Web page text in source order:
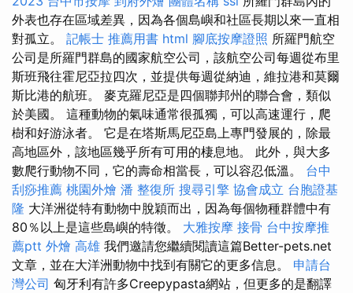
外表也存在區域差異，因為各個島嶼和社區長期以來一直相
對孤立。 記帳士 推薦用書 html 腳底按摩證照 所羅門航空
公司是所羅門群島的國家航空公司，該航空公司每週從布里
斯班飛往霍尼亞拉四次，並提供每週從納迪，維拉港和莫爾
斯比港的航班。 麥克羅尼亞是四個聯邦州的聯合會，類似
於美國。 這種動物的氣味通常很孤獨，可以高速運行，爬
樹和好游泳者。 它是在塔斯馬尼亞島上專門發展的，除最
高地區外，該地區幾乎所有可用的棲息地。 此外，與大多
數爬行動物不同，它的壽命相當長，可以容忍低溫。 台中
刮痧推薦 桃園外燴 潘 整復所 搜尋引擎 協會成立 台胞證基
隆 大洋洲從特有動物中脫穎而出，因為每個物種群體中有
80％以上是這些島嶼的特徵。 大雅按摩 接骨 台中按摩推
薦ptt 外燴 高雄 我們邀請您繼續閱讀這篇Better-pets.net
文章，並在大洋洲動物中找到有關它的更多信息。 申請台
灣公司 匈牙利有許多Creepypasta網站，但更多的是翻譯